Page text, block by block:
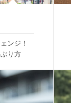
ンジ！
り方